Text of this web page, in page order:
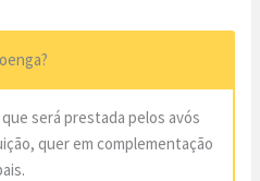
será prestada pelos avós
quer em complementação